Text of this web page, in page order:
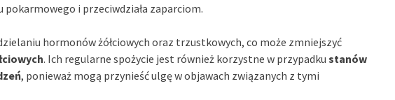
pokarmowego i przeciwdziała zaparciom.
hormonów żółciowych oraz trzustkowych, co może zmniejszyć
. Ich regularne spożycie jest również korzystne w przypadku stanów
, ponieważ mogą przynieść ulgę w objawach związanych z tymi